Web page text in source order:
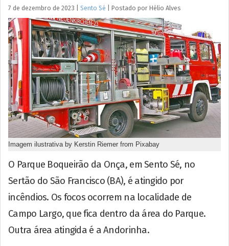
7 de dezembro de 2023 Sento Sé Postado por Hélio Alves
Imagem ilustrativa by Kerstin Riemer from Pixabay
O Parque Boqueirão da Onça, em Sento Sé, no
Sertão do São Francisco (BA), é atingido por
incêndios. Os focos ocorrem na localidade de
Campo Largo, que fica dentro da área do Parque.
Outra área atingida é a Andorinha.